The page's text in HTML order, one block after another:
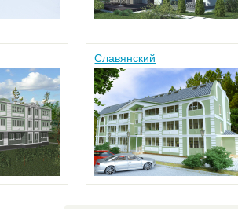
Славянский